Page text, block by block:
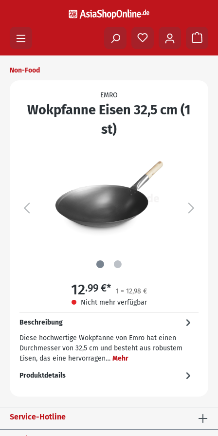
Non-Food
EMRO
Wokpfanne Eisen 32,5 cm (1
st)
12.99 €* 1 = 12,98 €
Nicht mehr verfügbar
Beschreibung
Diese hochwertige Wokpfanne von Emro hat einen
Durchmesser von 32,5 cm und besteht aus robustem
Eisen, das eine hervorragen… Mehr
Produktdetails
Service-Hotline